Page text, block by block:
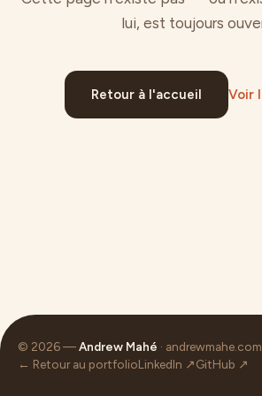
lui, est toujours
Retour à l'accueil Voir
© 2026 —Andrew Mahé · andrewmahe.com
← Retour au portfolioLinkedIn ↗GitHub ↗